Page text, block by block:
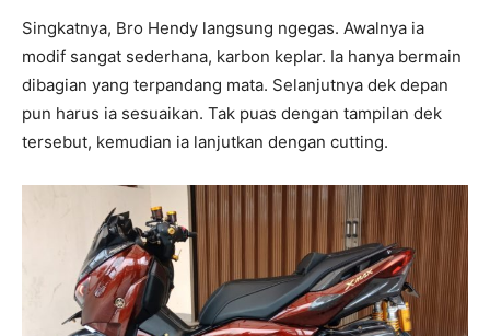
Singkatnya, Bro Hendy langsung ngegas. Awalnya ia
modif sangat sederhana, karbon keplar. Ia hanya bermain
dibagian yang terpandang mata. Selanjutnya dek depan
pun harus ia sesuaikan. Tak puas dengan tampilan dek
tersebut, kemudian ia lanjutkan dengan cutting.